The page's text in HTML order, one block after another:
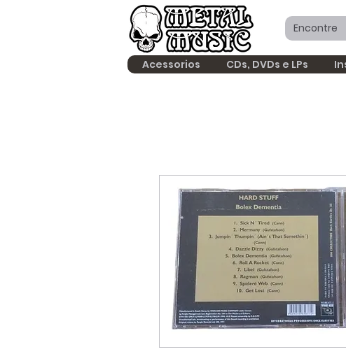
Acessorios CDs, DVDs e LPs